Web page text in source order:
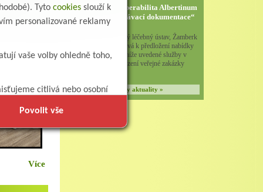
Více
VZMR - „Interoperabilita Albertinum
- zpracování zadávací dokumentace“
Albertinum, odborný léčebný ústav, Žamberk
jako zadavatel, vyzývá k předložení nabídky
ceny na poskytnutí níže uvedené služby v
rámci výběrového řízení veřejné zakázky
Všechny aktuality »
Tyto cookies slouží k
personalizované reklamy
vaše volby ohledně toho,
citlivá nebo osobní
Povolit vše